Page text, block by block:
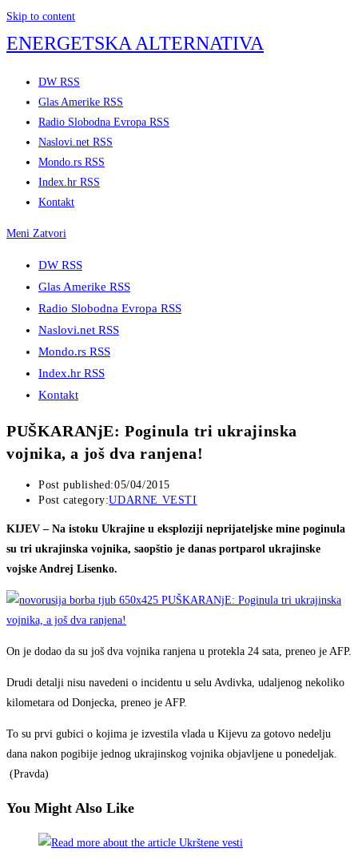
Skip to content
ENERGETSKA ALTERNATIVA
DW RSS
Glas Amerike RSS
Radio Slobodna Evropa RSS
Naslovi.net RSS
Mondo.rs RSS
Index.hr RSS
Kontakt
Meni Zatvori
DW RSS
Glas Amerike RSS
Radio Slobodna Evropa RSS
Naslovi.net RSS
Mondo.rs RSS
Index.hr RSS
Kontakt
PUŠKARANjE: Poginula tri ukrajinska
vojnika, a još dva ranjena!
Post published:05/04/2015
Post category:UDARNE VESTI
KIJEV – Na istoku Ukrajine u eksploziji neprijateljske mine poginula
su tri ukrajinska vojnika, saopštio je danas portparol ukrajinske
vojske Andrej Lisenko.
On je dodao da su još dva vojnika ranjena u protekla 24 sata, preneo je AFP.
Drudi detalji nisu navedeni o incidentu u selu Avdivka, udaljenog nekoliko
kilometara od Donjecka, preneo je AFP.
To su prvi gubici o kojima je izvestila vlada u Kijevu za gotovo nedelju
dana nakon pogibije jednog ukrajinskog vojnika objavljene u ponedeljak.
(Pravda)
You Might Also Like